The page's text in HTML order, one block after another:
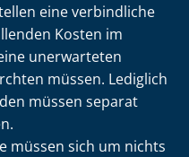
eine verbindliche
Kosten im
unerwarteten
müssen. Lediglich
müssen separat
müssen sich um nichts